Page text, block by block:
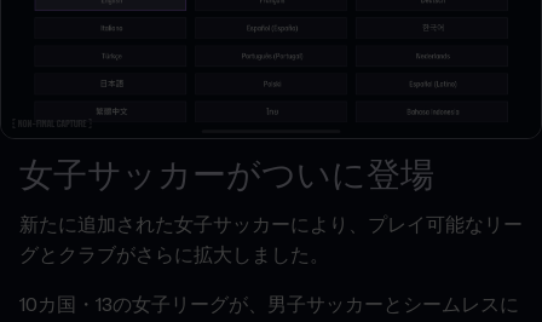
女子サッカーがついに登場
新たに追加された女子サッカーにより、プレイ可能なリー
グとクラブがさらに拡大しました。
10カ国・13の女子リーグが、男子サッカーとシームレスに